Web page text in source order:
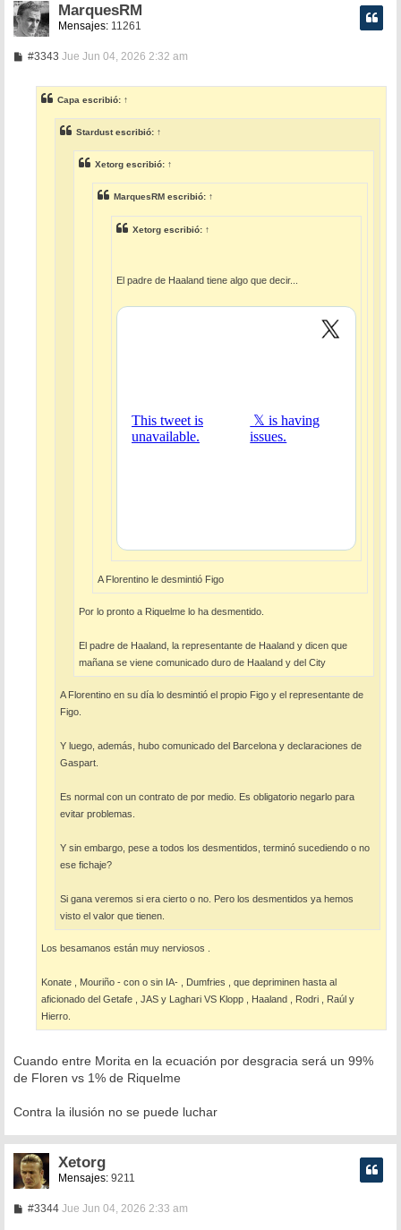
MarquesRM
Mensajes: 11261
#3343M
a
j
e
Jue Jun 04, 2026 2:32 am
Capa escribió: ↑
Stardustescribió: ↑
Xetorg escribió: ↑
MarquesRM escribió: ↑
Xetorg escribió: ↑
El padre de Haaland tiene algo que decir...
A Florentino le desmintió Figo
Por lo pronto a Riquelme lo ha desmentido.
El padre de Haaland, la representante de Haaland y dicen que
mañana se viene comunicado duro de Haaland y del City
A Florentino en su día lo desmintió el propio Figo y el representante de
Figo.
Y luego, además, hubo comunicado del Barcelona y declaraciones de
Gaspart.
Es normal con un contrato de por medio. Es obligatorio negarlo para
evitar problemas.
Y sin embargo, pese a todos los desmentidos, terminó sucediendo o no
ese fichaje?
Si gana veremos si era cierto o no. Pero los desmentidos ya hemos
visto el valor que tienen.
Los besamanos están muy nerviosos .
Konate , Mouriño - con o sin IA- , Dumfries , que depriminen hasta al
aficionado del Getafe , JAS y Laghari VS Klopp , Haaland , Rodri , Raúl y
Hierro.
Cuando entre Morita en la ecuación por desgracia será un 99%
de Floren vs 1% de Riquelme
Contra la ilusión no se puede luchar
Xetorg
Mensajes: 9211
#3344MJue Jun 04, 2026 2:33 am